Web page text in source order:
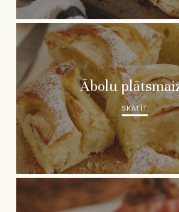
Ābolu
SKATĪT